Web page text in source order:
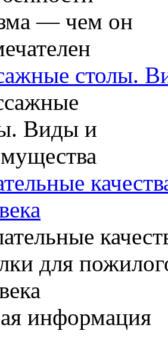
столы.
информация